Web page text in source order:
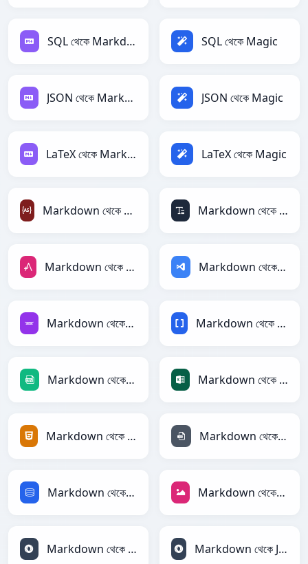
SQL থেকে Markdown SQL থেকে Magic
JSON থেকে Markdown JSON থেকে Magic
LaTeX থেকে Markdown LaTeX থেকে Magic
Markdown থেকে ActionScript Markdown থেকে ASCII
Markdown থেকে AsciiDoc Markdown থেকে ASP
Markdown থেকে Avro Markdown থেকে BBCode
Markdown থেকে CSV Markdown থেকে Excel
Markdown থেকে HTML Markdown থেকে INI
Markdown থেকে SQL Markdown থেকে JPEG
Markdown থেকে JSON Markdown থেকে JSONLines